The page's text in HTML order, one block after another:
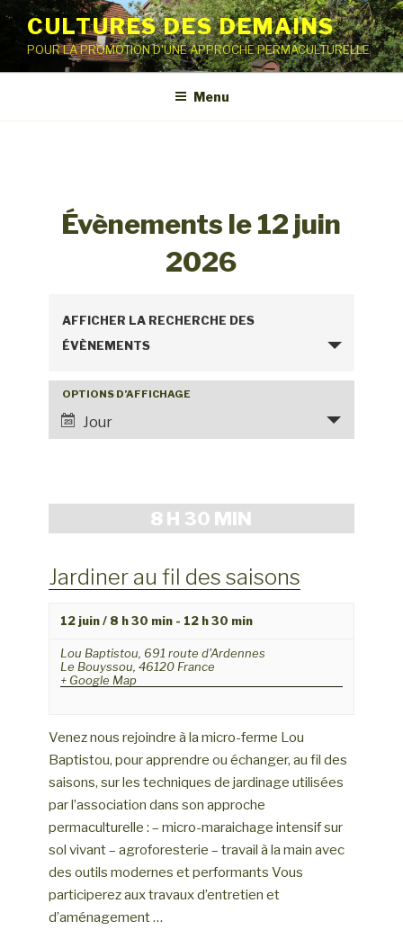
Aller
contenu
principal
CULTURES DES DEMAINS
POUR LA PROMOTION D'UNE APPROCHE PERMACULTURELLE
Menu
Évènements le 12 juin
2026
h
e
e
n
t
i
o
n
d
e
u
AFFICHER LA RECHERCHE DES
ÉVÈNEMENTS
v
t
o
s
é
v
è
n
e
m
e
n
OPTIONS D’AFFICHAGE
Jour
8 H 30 MIN
Jardiner au fil des saisons
12 juin / 8 h 30 min- 12 h 30 min
Lou Baptistou, 691 route d'Ardennes
Le Bouyssou, 46120 France
+ Google Map
Venez nous rejoindre à la micro-ferme Lou
Baptistou, pour apprendre ou échanger, au fil des
saisons, sur les techniques de jardinage utilisées
par l’association dans son approche
permaculturelle : – micro-maraichage intensif sur
sol vivant – agroforesterie – travail à la main avec
des outils modernes et performants Vous
participerez aux travaux d’entretien et
d’aménagement …